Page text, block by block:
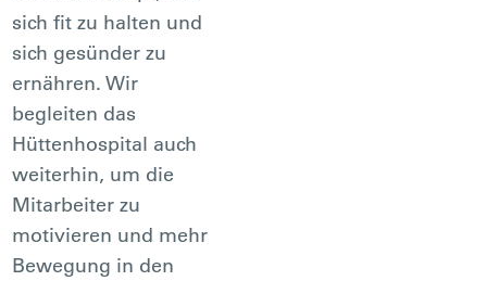
sich fit zu halten und
sich gesünder zu
ernähren. Wir
begleiten das
Hüttenhospital auch
weiterhin, um die
Mitarbeiter zu
motivieren und mehr
Bewegung in den